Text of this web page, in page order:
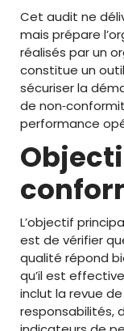
Cet audit ne
mais prépare
réalisés par un
constitue un
sécuriser la
de
performance
L’objectif
est de vérifier
qualité répond
qu’il est
inclut la revue
responsabilités,